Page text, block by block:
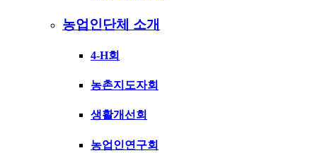
농업인단체 소개
4-H회
농촌지도자회
생활개선회
농업인연구회